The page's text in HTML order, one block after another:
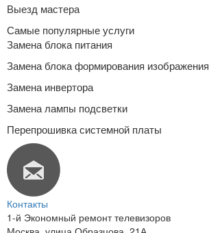
Выезд мастера
Самые популярные услуги
Замена блока питания
Замена блока формирования изображения
Замена инвертора
Замена лампы подсветки
Перепрошивка системной платы
Контакты
1-й Экономный ремонт телевизоров